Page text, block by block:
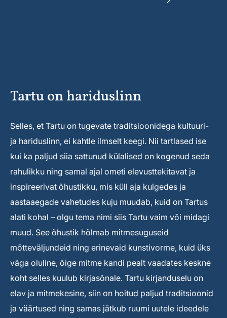
Tartu on hariduslinn
Selles, et Tartu on tugevate traditsioonidega kultuuri-
ja hariduslinn, ei kahtle ilmselt keegi. Nii tartlased ise
kui ka paljud siia sattunud külalised on kogenud seda
rahulikku ning samal ajal ometi elevusttekitavat ja
inspireerivat õhustikku, mis küll aja kulgedes ja
aastaaegade vahetudes kuju muudab, kuid on Tartus
alati kohal – olgu tema nimi siis Tartu vaim või midagi
muud. See õhustik hõlmab mitmesuguseid
mõtteväljundeid ning erinevaid kunstivorme, kuid üks
väga oluline, õige mitme kandi pealt vaadates keskne
koht selles kuulub kirjasõnale. Tartu kirjanduselu on
elav ja mitmekesine, siin on hoitud paljud traditsioonid
ja väärtused ning samas jätkub ruumi uutele ideedele